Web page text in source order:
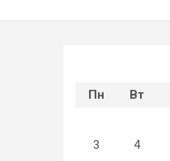
Пн
Вт
3
4